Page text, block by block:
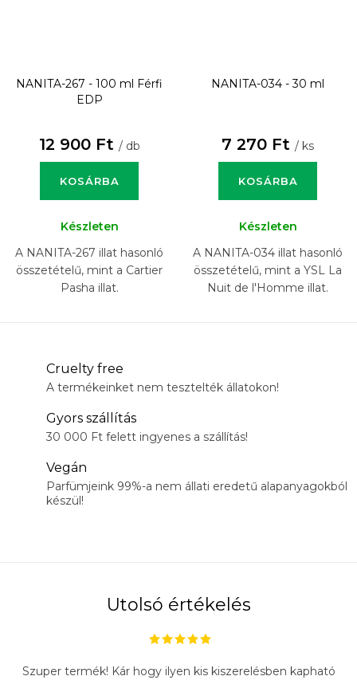
NANITA-267 - 100 ml
Férfi
EDP
12 900 Ft / db
KOSÁRBA
Készleten
A NANITA-267 illat hasonló
összetételű, mint a Cartier
Pasha illat.
NANITA-034 - 30 ml
7 270 Ft / ks
KOSÁRBA
Készleten
A NANITA-034 illat hasonló
összetételű, mint a YSL La
Nuit de l'Homme illat.
Cruelty free
A termékeinket nem tesztelték állatokon!
Gyors szállítás
30 000 Ft felett ingyenes a szállítás!
Vegán
Parfümjeink 99%-a nem állati eredetű alapanyagokból
készül!
Utolsó értékelés
Szuper termék! Kár hogy ilyen kis kiszerelésben kapható